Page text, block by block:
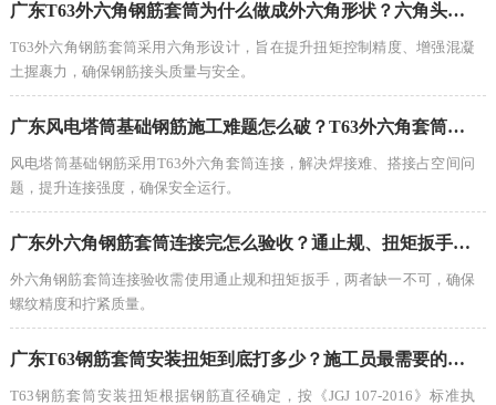
广东T63外六角钢筋套筒为什么做成外六角形状？六角头设计背后的工程智慧
T63外六角钢筋套筒采用六角形设计，旨在提升扭矩控制精度、增强混凝
土握裹力，确保钢筋接头质量与安全。
广东风电塔筒基础钢筋施工难题怎么破？T63外六角套筒连接方案深度解析
风电塔筒基础钢筋采用T63外六角套筒连接，解决焊接难、搭接占空间问
题，提升连接强度，确保安全运行。
广东外六角钢筋套筒连接完怎么验收？通止规、扭矩扳手一个都不能少
外六角钢筋套筒连接验收需使用通止规和扭矩扳手，两者缺一不可，确保
螺纹精度和拧紧质量。
广东T63钢筋套筒安装扭矩到底打多少？施工员最需要的标准值对照表来了
T63钢筋套筒安装扭矩根据钢筋直径确定，按《JGJ 107-2016》标准执